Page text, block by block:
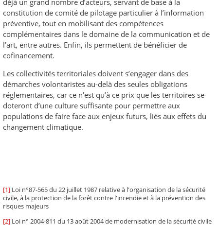
constitution de comité de pilotage particulier à l’information
préventive, tout en mobilisant des compétences
complémentaires dans le domaine de la communication et de
l’art, entre autres. Enfin, ils permettent de bénéficier de
cofinancement.
Les collectivités territoriales doivent s’engager dans des
démarches volontaristes au-delà des seules obligations
réglementaires, car ce n’est qu’à ce prix que les territoires se
doteront d’une culture suffisante pour permettre aux
populations de faire face aux enjeux futurs, liés aux effets du
changement climatique.
[1] Loi n°87-565 du 22 juillet 1987 relative à l'organisation de la sécurité
civile, à la protection de la forêt contre l'incendie et à la prévention des
risques majeurs
[2] Loi n° 2004-811 du 13 août 2004 de modernisation de la sécurité civile